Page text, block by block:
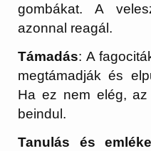
gombákat. A
azonnal reagál.
Támadás: A
megtámadják és
Ha ez nem elég, az
beindul.
Tanulás és